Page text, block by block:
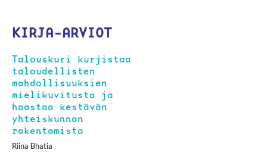
KIRJA-ARVIOT
Talouskuri kurjistaa
taloudellisten
mahdollisuuksien
mielikuvitusta ja
haastaa kestävän
yhteiskunnan
rakentamista
Riina Bhatia